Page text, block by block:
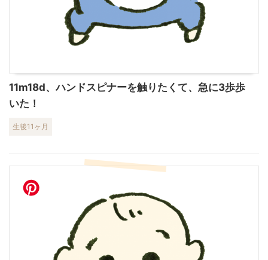
11m18d、ハンドスピナーを触りたくて、急に3歩歩
いた！
生後11ヶ月